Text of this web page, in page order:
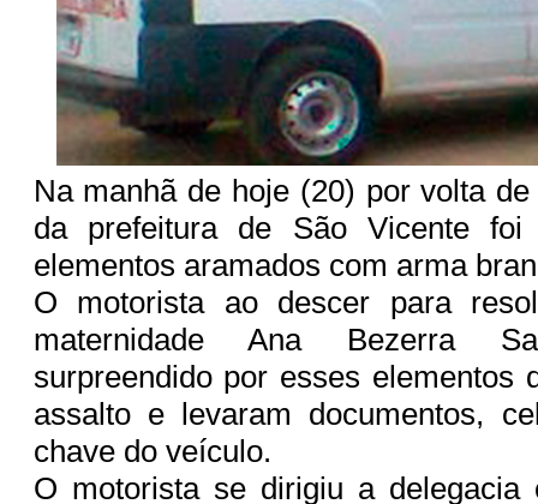
Na manhã de hoje (20) por volta
da prefeitura de São Vicente
elementos aramados com arma
O motorista ao descer para
maternidade Ana Bezerra
surpreendido por esses elementos
assalto e levaram documentos,
chave do veículo.
O motorista se dirigiu a